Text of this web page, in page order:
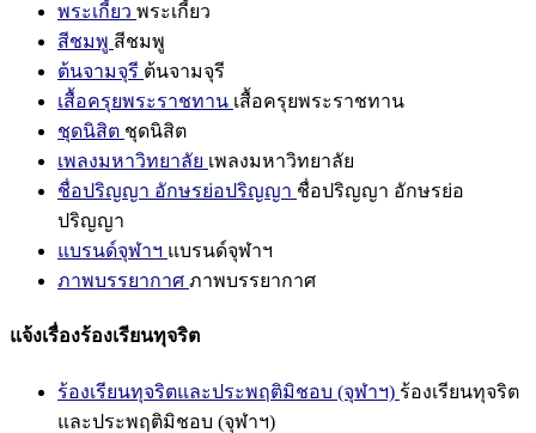
พระเกี้ยว พระเกี้ยว
สีชมพู สีชมพู
ต้นจามจุรี ต้นจามจุรี
เสื้อครุยพระราชทาน เสื้อครุยพระราชทาน
ชุดนิสิต ชุดนิสิต
เพลงมหาวิทยาลัย เพลงมหาวิทยาลัย
ชื่อปริญญา อักษรย่อปริญญา ชื่อปริญญา อักษรย่อ
ปริญญา
แบรนด์จุฬาฯ แบรนด์จุฬาฯ
ภาพบรรยากาศ ภาพบรรยากาศ
แจ้งเรื่องร้องเรียนทุจริต
ร้องเรียนทุจริตและประพฤติมิชอบ (จุฬาฯ) ร้องเรียนทุจริต
และประพฤติมิชอบ (จุฬาฯ)